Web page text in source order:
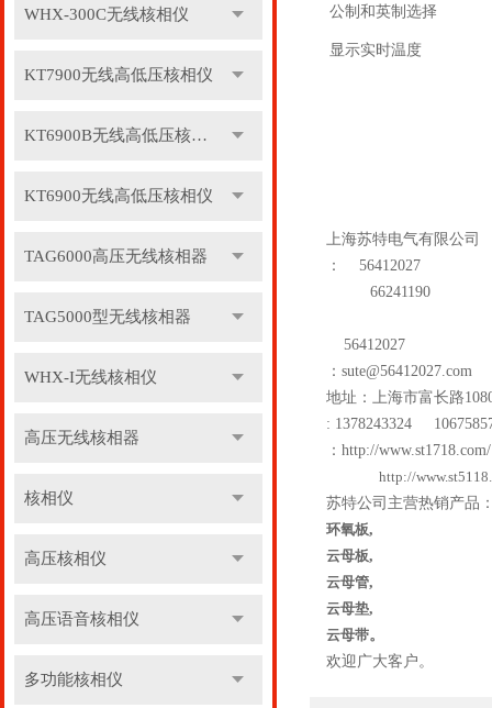
WHX-300C无线核相仪
KT7900无线高低压核相仪
KT6900B无线高低压核相仪
KT6900无线高低压核相仪
TAG6000高压无线核相器
TAG5000型无线核相器
WHX-I无线核相仪
高压无线核相器
核相仪
高压核相仪
高压语音核相仪
多功能核相仪
公制和英制选择
显示实时温度
上海苏特电气有限公司
：
56412027
66241190
56412027
： sute@56412027.com
地址：上海市富长路
: 1378243324
： http://www.st1718.com/
http://
苏特公司主营热销产品
环氧板,
云母板,
云母管,
云母垫,
云母带。
欢迎广大客户。